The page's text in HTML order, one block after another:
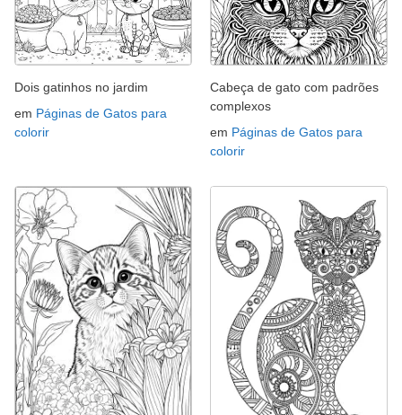
Dois gatinhos no jardim
em Páginas de Gatos para
colorir
Cabeça de gato com padrões
complexos
em Páginas de Gatos para
colorir